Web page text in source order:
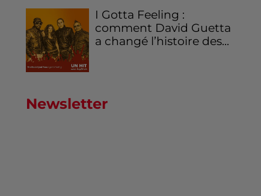
I Gotta Feeling :
comment David Guetta
a changé l’histoire des...
Newsletter